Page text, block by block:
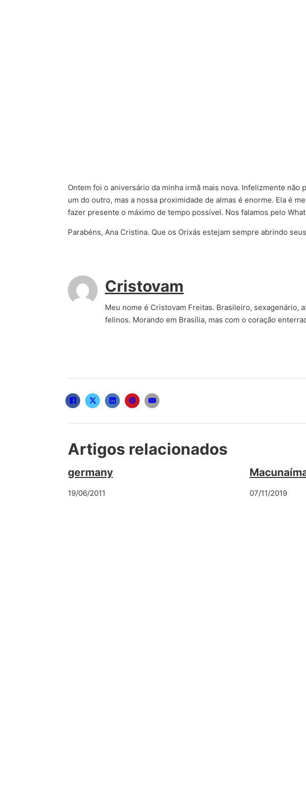
Ontem foi o aniversário da minha irmã mais nova. Infelizmente
um do outro, mas a nossa proximidade de almas é enorme. Ela é
fazer presente o máximo de tempo possível. Nos falamos pelo
Parabéns, Ana Cristina. Que os Orixás estejam sempre abrindo
Cristovam
Meu nome é Cristovam Freitas. Brasileiro,
felinos. Morando em Brasília, mas com o coração
Artigos relacionados
germany
19/06/2011 07/11/2019